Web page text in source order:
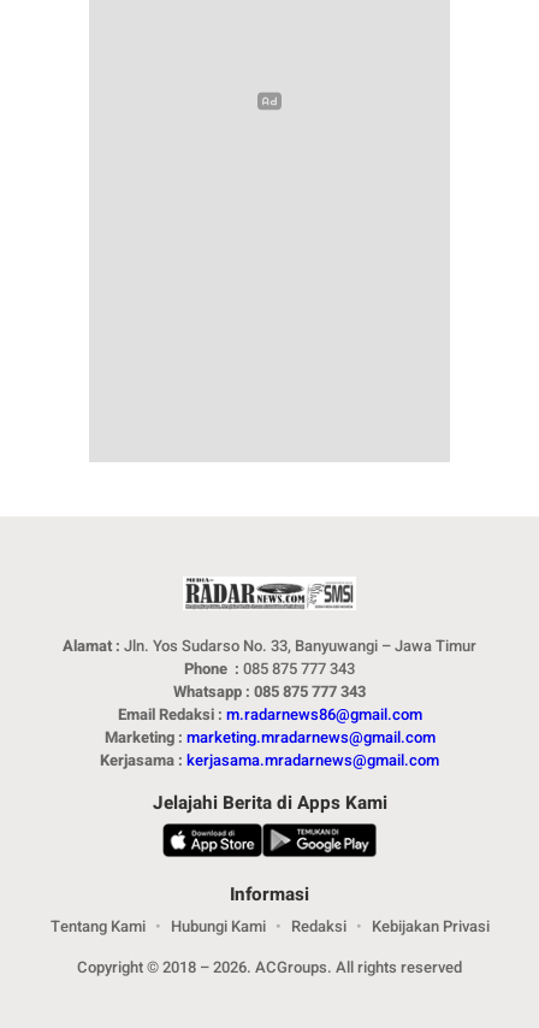
Alamat : Jln. Yos Sudarso No. 33, Banyuwangi – Jawa Timur
Phone : 085 875 777 343
Whatsapp : 085 875 777 343
Email Redaksi : m.radarnews86@gmail.com
Marketing : marketing.mradarnews@gmail.com
Kerjasama : kerjasama.mradarnews@gmail.com
Jelajahi Berita di Apps Kami
Informasi
Tentang Kami Hubungi Kami Redaksi
Kebijakan Privasi
Copyright © 2018 – 2026. ACGroups. All rights reserved